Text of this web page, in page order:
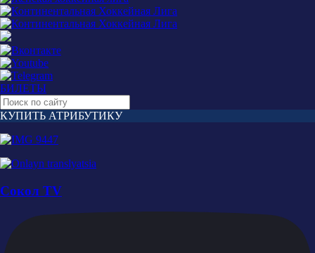
БИЛЕТЫ
КУПИТЬ АТРИБУТИКУ
Сокол TV